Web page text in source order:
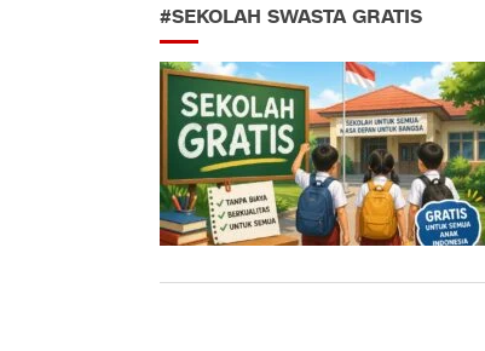
#SEKOLAH SWASTA GRATIS